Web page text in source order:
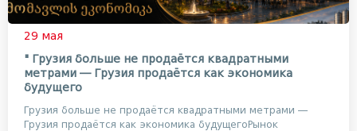
29 мая
" Грузия больше не продаётся квадратными
метрами — Грузия продаётся как экономика
будущего
Грузия больше не продаётся квадратными метрами —
Грузия продаётся как экономика будущегоРынок